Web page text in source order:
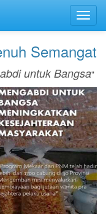
Semangat
untuk Bangsa"